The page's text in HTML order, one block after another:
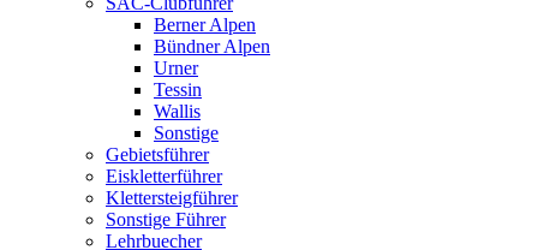
Berner Alpen
Bündner Alpen
Urner
Tessin
Wallis
Sonstige
Gebietsführer
Eiskletterführer
Klettersteigführer
Sonstige Führer
Lehrbuecher